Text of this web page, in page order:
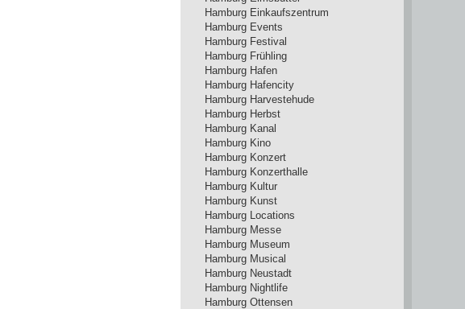
Hamburg Einkaufszentrum
Hamburg Events
Hamburg Festival
Hamburg Frühling
Hamburg Hafen
Hamburg Hafencity
Hamburg Harvestehude
Hamburg Herbst
Hamburg Kanal
Hamburg Kino
Hamburg Konzert
Hamburg Konzerthalle
Hamburg Kultur
Hamburg Kunst
Hamburg Locations
Hamburg Messe
Hamburg Museum
Hamburg Musical
Hamburg Neustadt
Hamburg Nightlife
Hamburg Ottensen